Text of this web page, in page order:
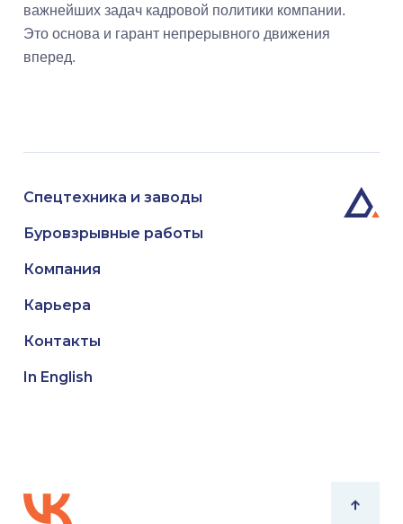
важнейших задач кадровой политики компании.
Это основа и гарант непрерывного движения
вперед.
Спецтехника и заводы
Буровзрывные работы
Компания
Карьера
Контакты
In English